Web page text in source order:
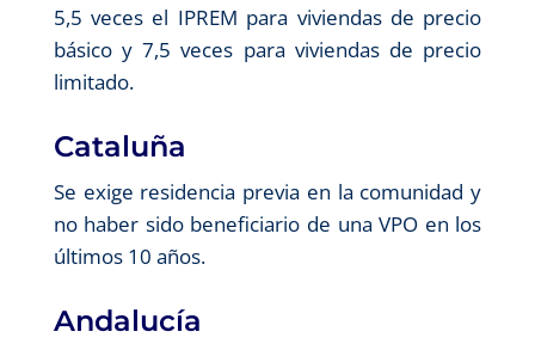
5,5 veces el IPREM para viviendas de precio
básico y 7,5 veces para viviendas de precio
limitado.
Cataluña
Se exige residencia previa en la comunidad y
no haber sido beneficiario de una VPO en los
últimos 10 años.
Andalucía